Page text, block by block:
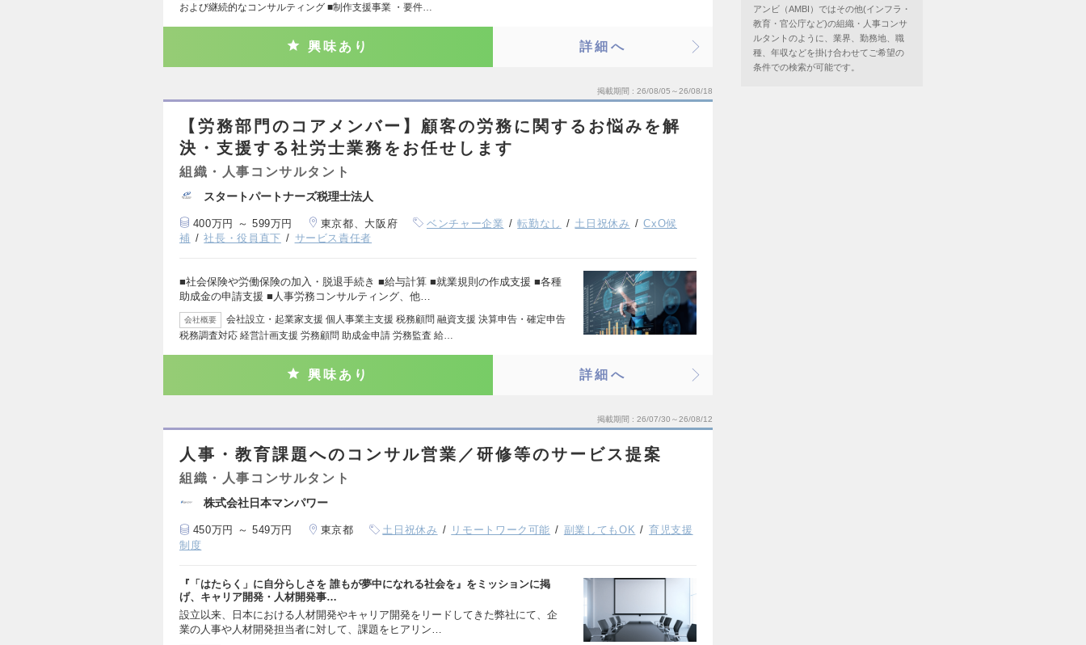
および継続的なコンサルティング ■制作支援事業 ・要件…
興味あり 詳細へ
掲載期間 26/08/05～26/08/18
【労務部門のコアメンバー】顧客の労務に関するお悩みを解
決・支援する社労士業務をお任せします
組織・人事コンサルタント
スタートパートナーズ税理士法人
400万円 ～ 599万円 東京都、大阪府 ベンチャー企業 転勤なし 土日祝休み
CxO候
補
社長・役員直下 サービス責任者
■社会保険や労働保険の加入・脱退手続き ■給与計算 ■就業規則の作成支援 ■各種
助成金の申請支援 ■人事労務コンサルティング、他…
会社概要
会社設立・起業家支援 個人事業主支援 税務顧問 融資支援 決算申告・確定申告
税務調査対応 経営計画支援 労務顧問 助成金申請 労務監査 給…
興味あり 詳細へ
掲載期間 26/07/30～26/08/12
人事・教育課題へのコンサル営業／研修等のサービス提案
組織・人事コンサルタント
株式会社日本マンパワー
450万円 ～ 549万円 東京都 土日祝休み リモートワーク可能 副業してもOK
育児支援
制度
『「はたらく」に自分らしさを 誰もが夢中になれる社会を』をミッションに掲
げ、キャリア開発・人材開発事…
設立以来、日本における人材開発やキャリア開発をリードしてきた弊社にて、企
業の人事や人材開発担当者に対して、課題をヒアリン…
アンビ（AMBI）ではその他(インフラ・
教育・官公庁など)の組織・人事コンサ
ルタントのように、業界、勤務地、職
種、年収などを掛け合わせてご希望の
条件での検索が可能です。